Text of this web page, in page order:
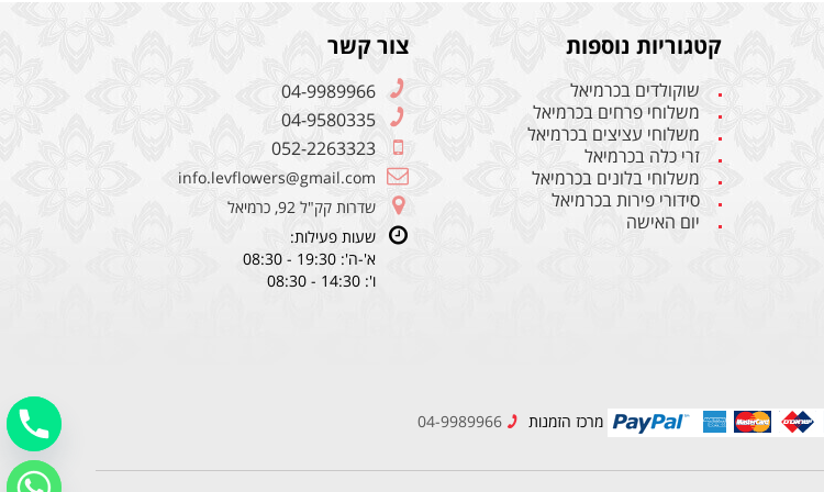
קטגוריות נוספות
שוקולדים בכרמיאל
משלוחי פרחים בכרמיאל
משלוחי עציצים בכרמיאל
זרי כלה בכרמיאל
משלוחי בלונים בכרמיאל
סידורי פירות בכרמיאל
יום האישה
צור קשר
04-9989966
04-9580335
052-2263323
info.levflowers@gmail.com
שדרות קק"ל 92, כרמיאל
שעות פעילות:
א'-ה': 19:30 - 08:30
ו': 14:30 - 08:30
מרכז הזמנות 04-9989966